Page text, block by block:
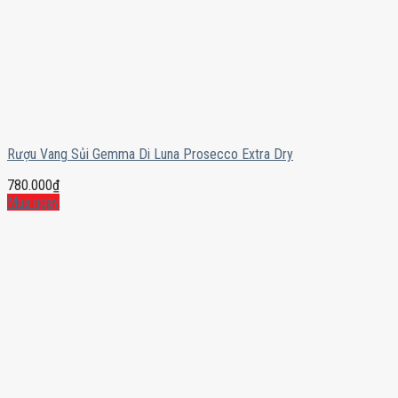
Rượu Vang Sủi Gemma Di Luna Prosecco Extra Dry
780.000₫
Mua ngay